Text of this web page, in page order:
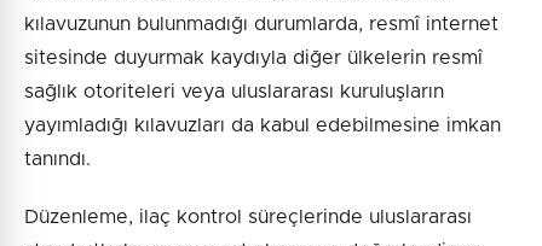
kılavuzunun bulunmadığı durumlarda, resmî internet
sitesinde duyurmak kaydıyla diğer ülkelerin resmî
sağlık otoriteleri veya uluslararası kuruluşların
yayımladığı kılavuzları da kabul edebilmesine imkan
tanındı.
Düzenleme, ilaç kontrol süreçlerinde uluslararası